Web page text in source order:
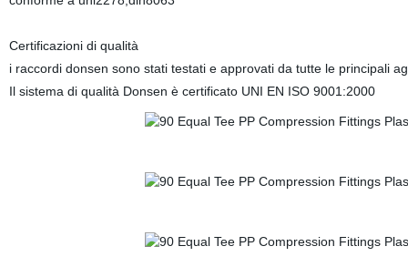
Certificazioni di qualità
i raccordi donsen sono stati testati e approvati da tutte le principali
Il sistema di qualità Donsen è certificato UNI EN ISO 9001:2000